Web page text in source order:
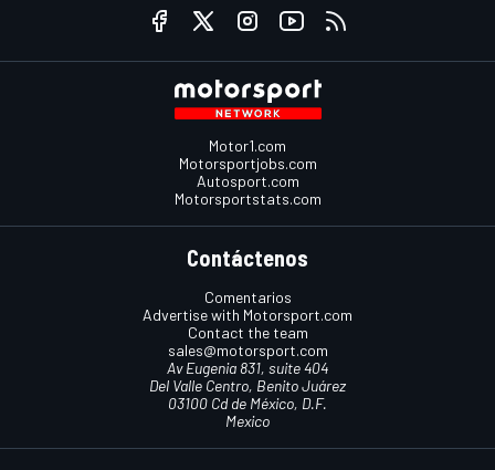
Motor1.com
Motorsportjobs.com
Autosport.com
Motorsportstats.com
Contáctenos
Comentarios
Advertise with Motorsport.com
Contact the team
sales@motorsport.com
Av Eugenia 831, suite 404
Del Valle Centro, Benito Juárez
03100 Cd de México, D.F.
Mexico